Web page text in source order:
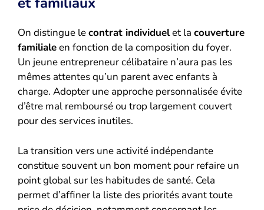
On distingue lecontrat individuelet la couverture
familialeen fonction de la composition du foyer.
Un jeune entrepreneur célibataire n’aura pas les
mêmes attentes qu’un parent avec enfants à
charge. Adopter une approche personnalisée évite
d’être mal remboursé ou trop largement couvert
pour des services inutiles.
La transition vers une activité indépendante
constitue souvent un bon moment pour refaire un
point global sur les habitudes de santé. Cela
permet d’affiner la liste des priorités avant toute